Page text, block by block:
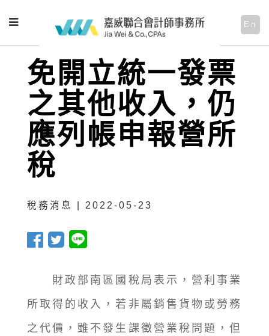
En
免開立統一發票
之其他收入，仍
應列帳申報營所
稅
稅務消息 | 2022-05-23
財政部南區國稅局表示，營利事業
所取得的收入，若非屬銷售貨物或勞務
之代價，雖不發生課徵營業稅問題，但